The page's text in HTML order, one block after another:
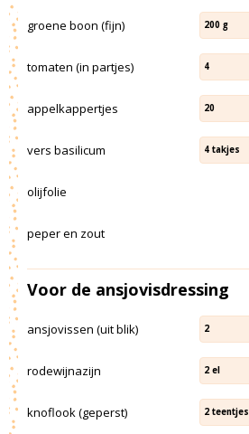
groene boon (fijn) 200 g
tomaten (in partjes) 4
appelkappertjes 20
vers basilicum 4 takjes
olijfolie
peper en zout
Voor de ansjovisdressing
ansjovissen (uit blik) 2
rodewijnazijn 2 el
knoflook (geperst) 2 teentjes